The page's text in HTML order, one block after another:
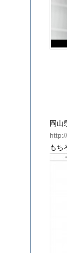
岡山
もち